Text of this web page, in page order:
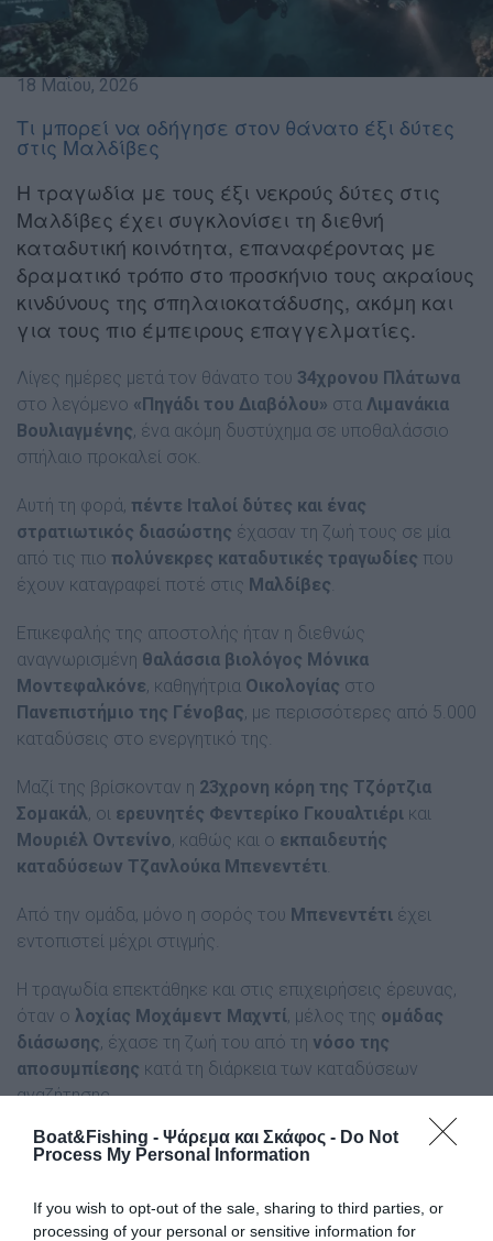
Boat&Fishing - Ψάρεμα και Σκάφος - Do Not
Process My Personal Information
If you wish to opt-out of the sale, sharing to third parties, or
processing of your personal or sensitive information for
18 Μαΐου, 2026
Τι μπορεί να οδήγησε στον θάνατο έξι δύτες
στις Μαλδίβες
Η τραγωδία με τους έξι νεκρούς δύτες στις
Μαλδίβες έχει συγκλονίσει τη διεθνή
καταδυτική κοινότητα, επαναφέροντας με
δραματικό τρόπο στο προσκήνιο τους ακραίους
κινδύνους της σπηλαιοκατάδυσης, ακόμη και
για τους πιο έμπειρους επαγγελματίες.
Λίγες ημέρες μετά τον θάνατο του 34χρονου Πλάτωνα
στο λεγόμενο «Πηγάδι του Διαβόλου» στα Λιμανάκια
Βουλιαγμένης, ένα ακόμη δυστύχημα σε υποθαλάσσιο
σπήλαιο προκαλεί σοκ.
Αυτή τη φορά, πέντε Ιταλοί δύτες και ένας
στρατιωτικός διασώστης έχασαν τη ζωή τους σε μία
από τις πιο πολύνεκρες καταδυτικές τραγωδίες που
έχουν καταγραφεί ποτέ στις Μαλδίβες
Επικεφαλής της αποστολής ήταν η διεθνώς
αναγνωρισμένη θαλάσσια βιολόγος Μόνικα
Μοντεφαλκόνε, καθηγήτρια Οικολογίας στο
Πανεπιστήμιο της Γένοβας, με περισσότερες από 5.000
καταδύσεις στο ενεργητικό της.
Μαζί της βρίσκονταν η 23χρονη κόρη της Τζόρτζια
Σομακάλ, οι ερευνητές Φεντερίκο Γκουαλτιέρι και
Μουριέλ Οντενίνο, καθώς και ο εκπαιδευτής
καταδύσεων Τζανλούκα Μπενεντέτι
Από την ομάδα, μόνο η σορός του Μπενεντέτι έχει
εντοπιστεί μέχρι στιγμής.
Η τραγωδία επεκτάθηκε και στις επιχειρήσεις έρευνας,
όταν ο λοχίας Μοχάμεντ Μαχντί, μέλος της ομάδας
διάσωσης, έχασε τη ζωή του από τη νόσο της
αποσυμπίεσης κατά τη διάρκεια των καταδύσεων
αναζήτησης.
Οι δύτες είχαν καταδυθεί στο λεγόμενο «σπήλαιο των
, μια ιδιαίτερα απαιτητική υποθαλάσσια
καρχαριών